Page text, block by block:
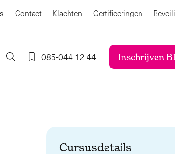
Contact Klachten Certificeringen
085-044 12 44 Inschrijven
Cursusdetails